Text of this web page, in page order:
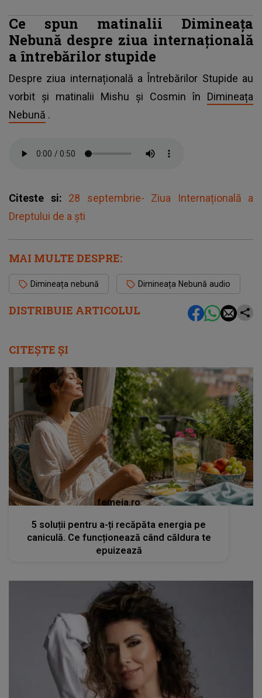
DISTRIBUIE ARTICOLUL
Ce spun matinalii Dimineața
Nebună despre ziua internațională
a întrebărilor stupide
Despre ziua internațională a Întrebărilor Stupide au
vorbit și matinalii Mishu și Cosmin în Dimineața
Nebună .
Citeste si: 28 septembrie- Ziua Internațională a
Dreptului de a ști
MAI MULTE DESPRE:
Dimineața nebună Dimineața Nebună audio
CITEȘTE ȘI
femeia.ro
5 soluții pentru a-ți recăpăta energia pe
caniculă. Ce funcționează când căldura te
epuizează